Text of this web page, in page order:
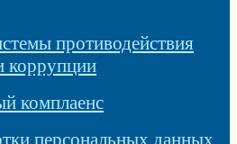
противодействия
коррупции
комплаенс